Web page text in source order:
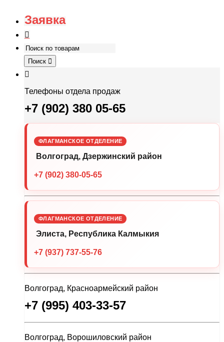
Заявка
Поиск
Телефоны отдела продаж
+7 (902) 380 05-65
ФЛАГМАНСКОЕ ОТДЕЛЕНИЕ
Волгоград, Дзержинский район
+7 (902) 380-05-65
ФЛАГМАНСКОЕ ОТДЕЛЕНИЕ
Элиста, Республика Калмыкия
+7 (937) 737-55-76
Волгоград, Красноармейский район
+7 (995) 403-33-57
Волгоград, Ворошиловский район